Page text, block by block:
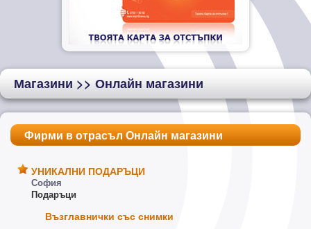
Магазини >> Онлайн магазини
Фирми в отрасъл Онлайн магазини
УНИКАЛНИ ПОДАРЪЦИ
София
Подаръци
Възглавнички със снимки